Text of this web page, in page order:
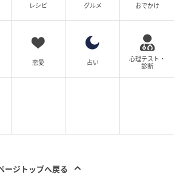
じ量をすくえるため、食べ過ぎ防
ールにも役立ちます。チャーハ
便利なので、一度使うと手放せな
レシピ グルメ おでかけ
恋愛 占い
心理テスト・
診断
ージトップへ戻る